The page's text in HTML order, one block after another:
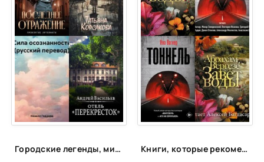
45
46
47
48
49
50
51
Городские легенды, мистические истории и всё о хтони Книги, которые рекомендует Яна Вагнер